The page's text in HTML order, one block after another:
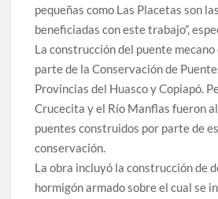
pequeñas como Las Placetas son
beneficiadas con este trabajo”,
La construcción del puente mecano
parte de la Conservación de
Provincias del Huasco y Copiapó.
Crucecita y el Río Manflas fueron
puentes construidos por parte de
conservación.
La obra incluyó la construcción de
hormigón armado sobre el cual se